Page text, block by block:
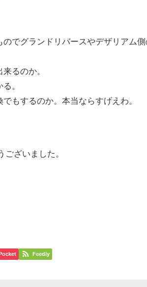
でグランドリバースやデザリアム
るのか。
。
もするのか。本当ならすげえわ。
ざいました。
Feedly